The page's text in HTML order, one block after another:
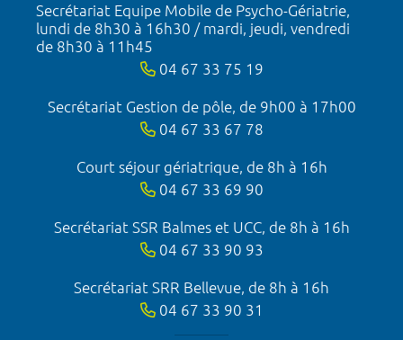
Secrétariat Equipe Mobile de Psycho-Gériatrie,
lundi de 8h30 à 16h30 / mardi, jeudi, vendredi
de 8h30 à 11h45
04 67 33 75 19
Secrétariat Gestion de pôle, de 9h00 à 17h00
04 67 33 67 78
Court séjour gériatrique, de 8h à 16h
04 67 33 69 90
Secrétariat SSR Balmes et UCC, de 8h à 16h
04 67 33 90 93
Secrétariat SRR Bellevue, de 8h à 16h
04 67 33 90 31